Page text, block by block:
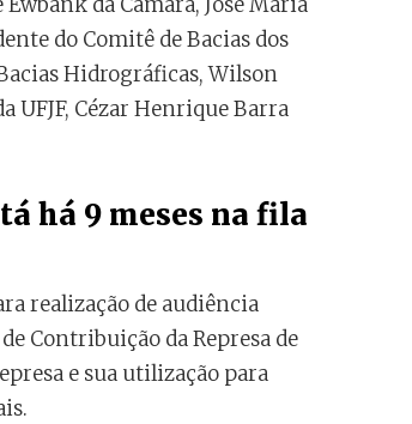
da Câmara, José Maria
do Comitê de Bacias dos
Hidrográficas, Wilson
UFJF, Cézar Henrique Barra
há 9 meses na fila
realização de audiência
Contribuição da Represa de
e sua utilização para